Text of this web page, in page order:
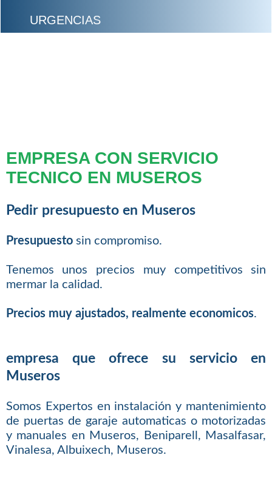
URGENCIAS
EMPRESA CON SERVICIO
TECNICO EN MUSEROS
Pedir presupuesto en Museros
Presupuestosin compromiso.
Tenemos unos precios muy competitivos sin
mermar la calidad.
Precios muy ajustados, realmente economicos.
empresa que ofrece su servicio en
Museros
Somos Expertos en instalación y mantenimiento
de puertas de garaje automaticas o motorizadas
y manuales en Museros, Beniparell, Masalfasar,
Vinalesa, Albuixech, Museros.